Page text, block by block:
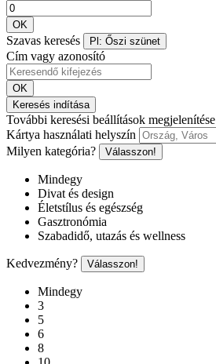
OK
Szavas keresés Pl: Őszi szünet
Cím vagy azonosító
OK
Keresés indítása
További keresési beállítások megjelenítése
Kártya használati helyszín
Milyen kategória?
Válasszon!
Mindegy
Divat és design
Életstílus és egészség
Gasztronómia
Szabadidő, utazás és wellness
Kedvezmény? Válasszon!
Mindegy
3
5
6
8